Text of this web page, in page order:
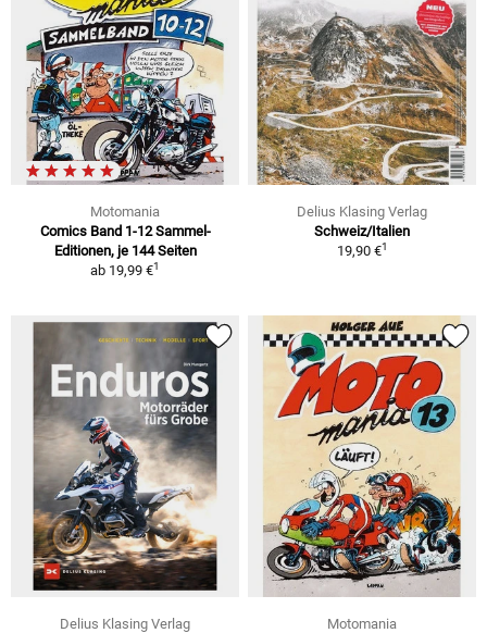
Motomania
Comics Band 1-12 Sammel-
Editionen, je 144 Seiten
ab 19,99 €1
Delius Klasing Verlag
Schweiz/Italien
19,90 €1
Delius Klasing Verlag
Motomania